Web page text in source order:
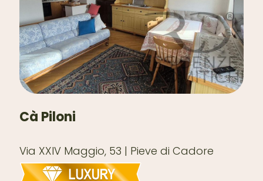
Cà Piloni
Via XXIV Maggio, 53 | Pieve di Cadore